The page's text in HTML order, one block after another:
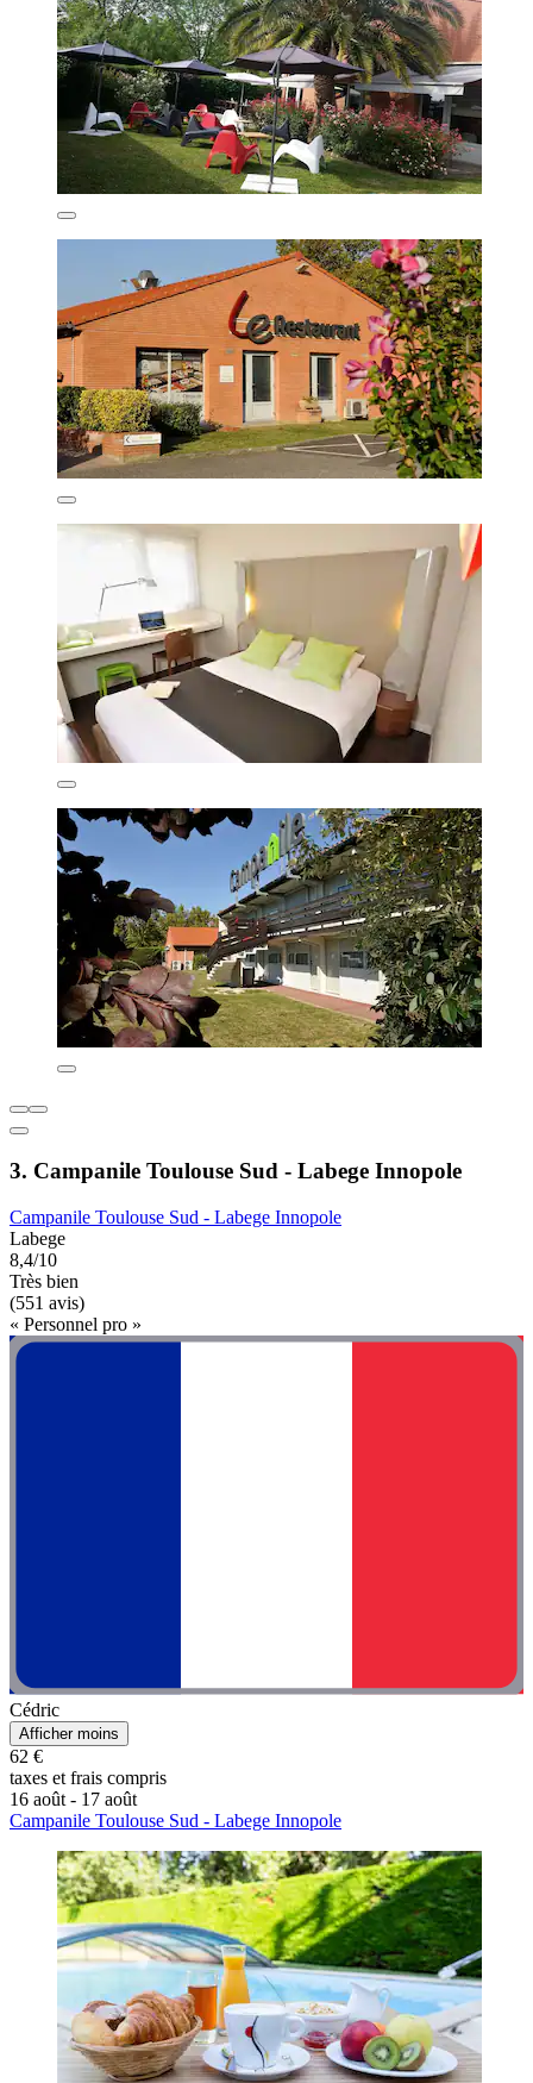
3. Campanile Toulouse Sud - Labege Innopole
Campanile Toulouse Sud - Labege Innopole
Labege
8,4/10
Très bien
(551 avis)
« Personnel pro »
Cédric
Afficher moins
62 €
taxes et frais compris
16 août - 17 août
Campanile Toulouse Sud - Labege Innopole